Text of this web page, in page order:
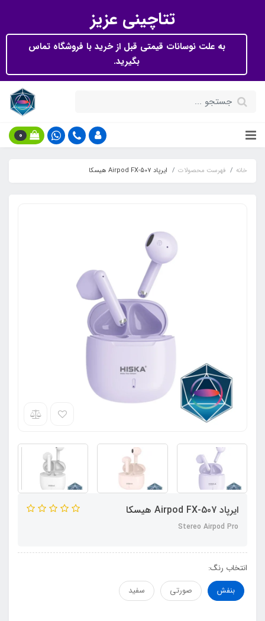
تتاچینی عزیز
به علت نوسانات قیمتی قبل از خرید با فروشگاه تماس
بگیرید.
0
خانه فهرست محصولات ایرپاد Airpod FX-507 هیسکا
ایرپاد Airpod FX-507 هیسکا
Stereo Airpod Pro
انتخاب رنگ:
بنفش
صورتی سفید